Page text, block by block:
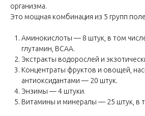
организма.
Это мощная комбинация из 5 групп
Аминокислоты — 8 штук, в том числе
глутамин, BCAA.
Экстракты водорослей и
Концентраты фруктов и овощей,
антиоксидантами — 20 штук.
Энзимы — 4 штуки.
Витамины и минералы — 25 штук, в